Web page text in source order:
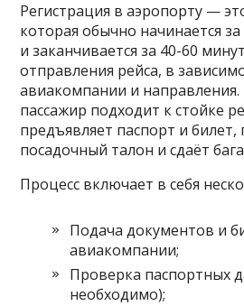
Регистрация в аэропорту —
которая обычно начинается
и заканчивается за 40-60
отправления рейса, в
авиакомпании и направления.
пассажир подходит к стойке
предъявляет паспорт и билет,
посадочный талон и сдаёт
Процесс включает в себя
Подача документов и
авиакомпании;
Проверка паспортных
необходимо);